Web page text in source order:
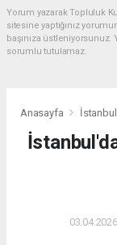
Yorum yazarak Topluluk
sitesine yaptığınız
başınıza
sorumlu tutulamaz.
Anasayfa İstanbul